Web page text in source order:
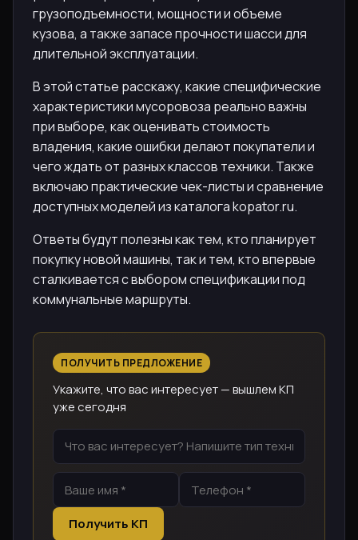
грузоподъемности, мощности и объеме
кузова, а также запасе прочности шасси для
длительной эксплуатации.
В этой статье расскажу, какие специфические
характеристики мусоровоза реально важны
при выборе, как оценивать стоимость
владения, какие ошибки делают покупатели и
чего ждать от разных классов техники. Также
включаю практические чек-листы и сравнение
доступных моделей из каталога kopator.ru.
Ответы будут полезны как тем, кто планирует
покупку новой машины, так и тем, кто впервые
сталкивается с выбором спецификации под
коммунальные маршруты.
ПОЛУЧИТЬ ПРЕДЛОЖЕНИЕ
Укажите, что вас интересует — вышлем КП
уже сегодня
Получить КП